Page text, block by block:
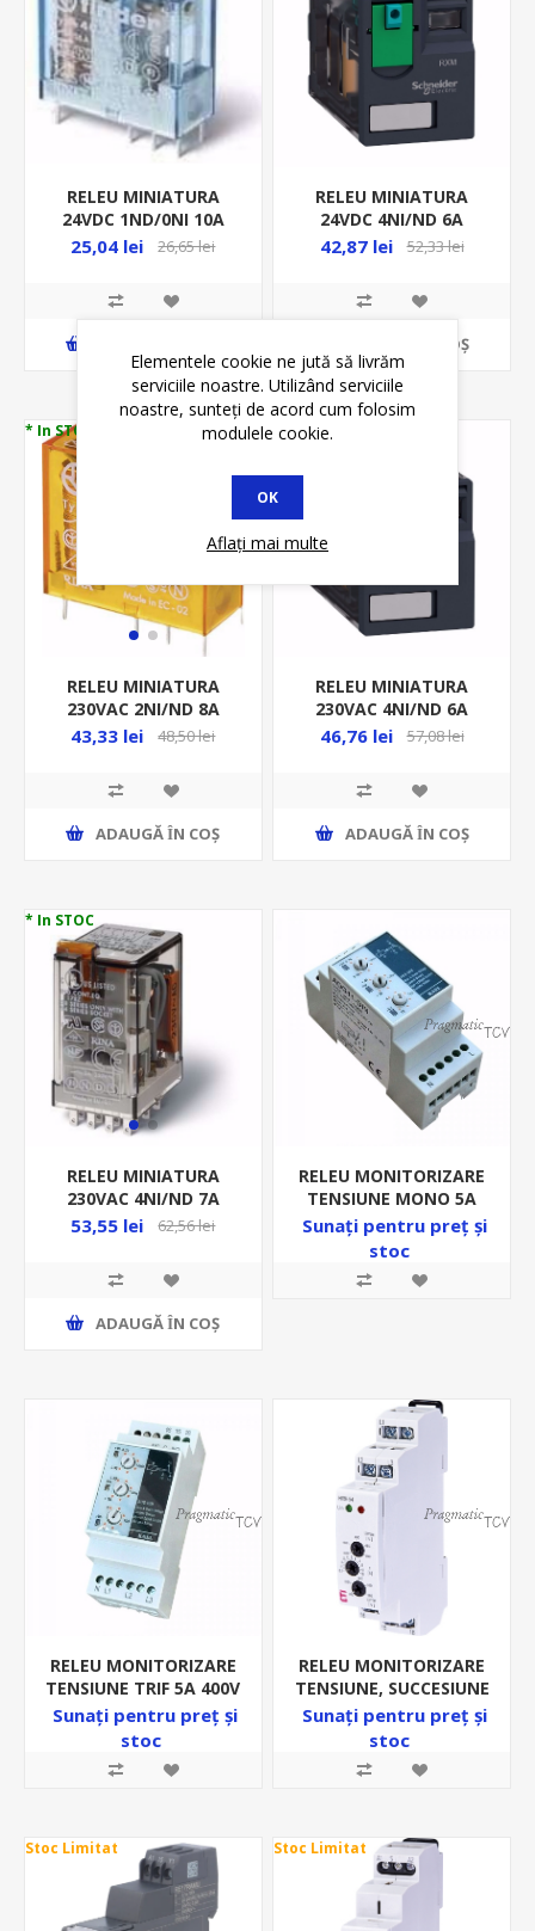
RELEU MINIATURA
24VDC 1ND/0NI 10A
SERIA 40.31 PCB
25,04 lei 26,65 lei
RELEU MINIATURA
24VDC 4NI/ND 6A
RXM4AB1BD
42,87 lei 52,33 lei
ADAUGĂ ȊN COŞ
* In STOC
RELEU MINIATURA
230VAC 2NI/ND 8A
SERIA 40.52
43,33 lei 48,50 lei
ADAUGĂ ȊN COŞ
* In STOC
RELEU MINIATURA
230VAC 4NI/ND 6A
RXM4AB1P7
46,76 lei 57,08 lei
ADAUGĂ ȊN COŞ
* In STOC
RELEU MINIATURA
230VAC 4NI/ND 7A
55.34 FI
53,55 lei 62,56 lei
ADAUGĂ ȊN COŞ
RELEU MONITORIZARE
TENSIUNE MONO 5A
240V 2MD 1-10SEC
REGLAJ
Sunați pentru preț şi
stoc
RELEU MONITORIZARE
TENSIUNE TRIF 5A 400V
2MD 1-10SEC REGLAJ
SUPRA/SUBTENSIUNE
Sunați pentru preț şi
stoc
RELEU MONITORIZARE
TENSIUNE, SUCCESIUNE
FAZE, 8A, 400VAC,
1ND+0NI HRN-54
Sunați pentru preț şi
stoc
Stoc Limitat Stoc Limitat
Elementele cookie ne jută să livrăm
serviciile noastre. Utilizând serviciile
noastre, sunteți de acord cum folosim
modulele cookie.
OK
Aflați mai multe